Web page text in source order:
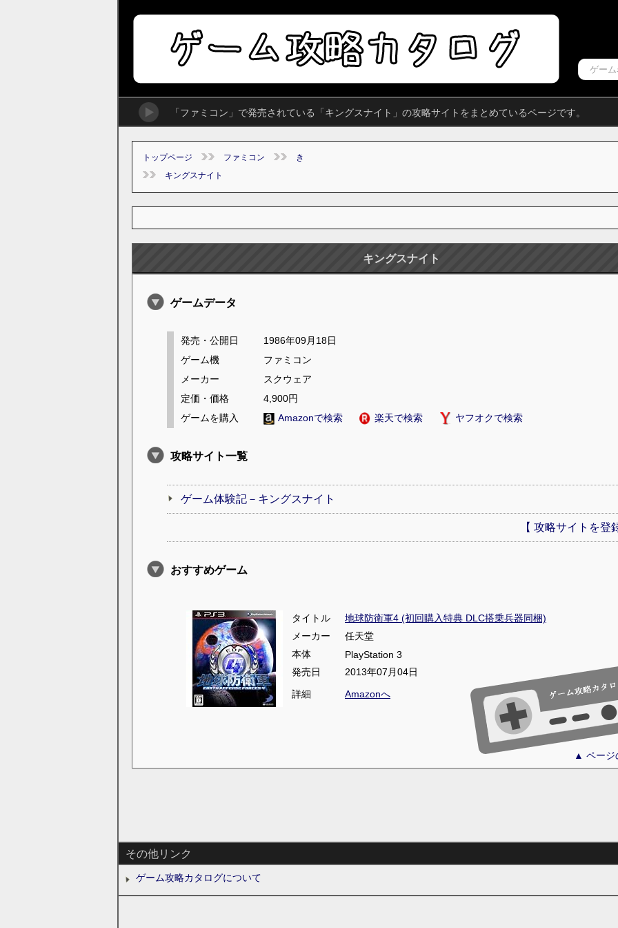
「ファミコン」で発売されている「キングスナイト」の攻略サイトをまとめているページです。
トップページ ファミコン
き
キングスナイト
キングスナイト
ゲームデータ
発売・公開日
1986年09月18日
ゲーム機
ファミコン
メーカー
スクウェア
定価・価格
4,900円
ゲームを購入
Amazonで検索 楽天で検索 ヤフオクで検索
攻略サイト一覧
ゲーム体験記－キングスナイト
【 攻略サイトを登
おすすめゲーム
タイトル
地球防衛軍4 (初回購入特典 DLC搭乗兵器同梱)
メーカー
任天堂
本体
PlayStation 3
発売日
2013年07月04日
詳細
Amazonへ
▲ ページ
その他リンク
ゲーム攻略カタログについて